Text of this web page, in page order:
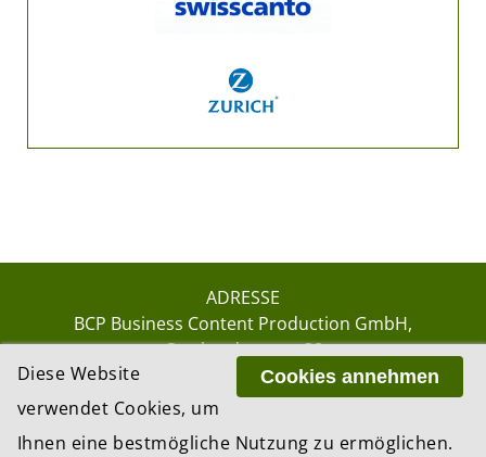
ADRESSE
BCP Business Content Production GmbH
Gotthardstrasse 38
8002 ZürichCookies annehmen
Diese Website
verwendet Cookies, um
Ihnen eine bestmögliche Nutzung zu ermöglichen.